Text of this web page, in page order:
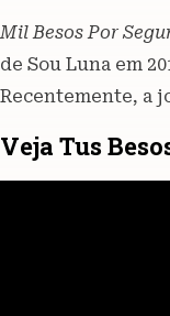
Mil Besos Por
de Sou Luna em
Recentemente, a
Veja Tus